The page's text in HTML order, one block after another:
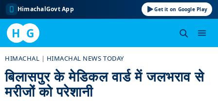
HimachalGovt App Get it on Google Play
H G
content
HIMACHAL | HIMACHAL NEWS TODAY
बिलासपुर के मेडिकल वार्ड में जलभराव से
मरीजों को परेशानी